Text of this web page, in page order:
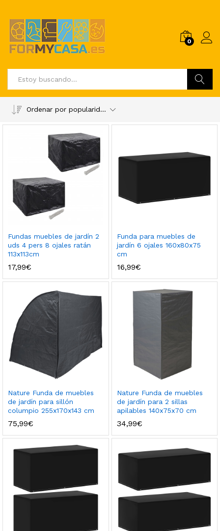
0
Ordenar por popularidad
Fundas muebles de jardín 2
uds 4 pers 8 ojales ratán
113x113cm
17,99€
Funda para muebles de
jardín 6 ojales 160x80x75
cm
16,99€
Nature Funda de muebles
de jardín para sillón
columpio 255x170x143 cm
75,99€
Nature Funda de muebles
de jardín para 2 sillas
apilables 140x75x70 cm
34,99€